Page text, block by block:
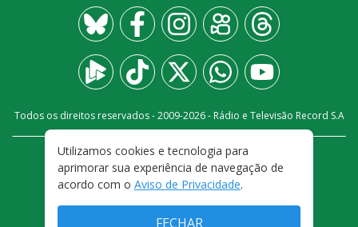
Todos os direitos reservados - 2009-2026- Rádio e Televisão Record S.A
FALE CONOSCO
PRIVACIDADE
TERMOS E CONDIÇÕES DE USO
Utilizamos cookies e tecnologia para
aprimorar sua experiência de navegação de
acordo com o Aviso de Privacidade.
FECHAR